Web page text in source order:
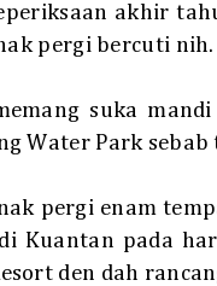
akhir
pergi bercuti nih.
suka
Water Park
pergi enam
Kuantan pada
den dah